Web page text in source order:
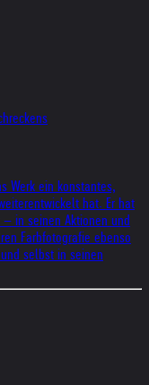
Werk ein konstantes,
hat. Er hat
in seinen Aktionen und
Farbfotografie ebenso
selbst in seinen